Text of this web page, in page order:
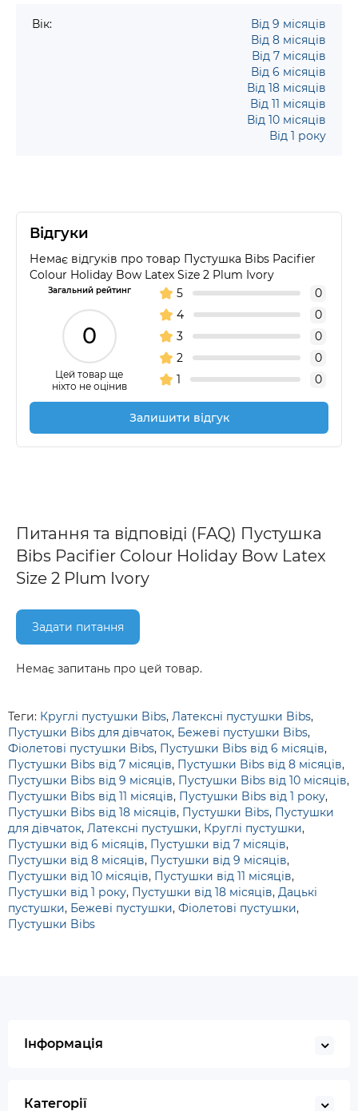
Вік:
Від 9 місяців
Від 8 місяців
Від 7 місяців
Від 6 місяців
Від 18 місяців
Від 11 місяців
Від 10 місяців
Від 1 року
Відгуки
Немає відгуків про товар Пустушка Bibs Pacifier
Colour Holiday Bow Latex Size 2 Plum Ivory
Загальний рейтинг
0
Цей товар ще
ніхто не оцінив
5
0
4
0
3
0
2
0
1
0
Залишити відгук
Питання та відповіді (FAQ) Пустушка
Bibs Pacifier Colour Holiday Bow Latex
Size 2 Plum Ivory
Задати питання
Немає запитань про цей товар.
Теги: Круглі пустушки Bibs, Латексні пустушки Bibs,
Пустушки Bibs для дівчаток, Бежеві пустушки Bibs,
Фіолетові пустушки Bibs, Пустушки Bibs від 6 місяців,
Пустушки Bibs від 7 місяців, Пустушки Bibs від 8 місяців,
Пустушки Bibs від 9 місяців, Пустушки Bibs від 10 місяців,
Пустушки Bibs від 11 місяців, Пустушки Bibs від 1 року,
Пустушки Bibs від 18 місяців, Пустушки Bibs, Пустушки
для дівчаток, Латексні пустушки, Круглі пустушки,
Пустушки від 6 місяців, Пустушки від 7 місяців,
Пустушки від 8 місяців, Пустушки від 9 місяців,
Пустушки від 10 місяців, Пустушки від 11 місяців,
Пустушки від 1 року, Пустушки від 18 місяців, Дацькі
пустушки, Бежеві пустушки, Фіолетові пустушки,
Пустушки Bibs
Інформація
Категорії